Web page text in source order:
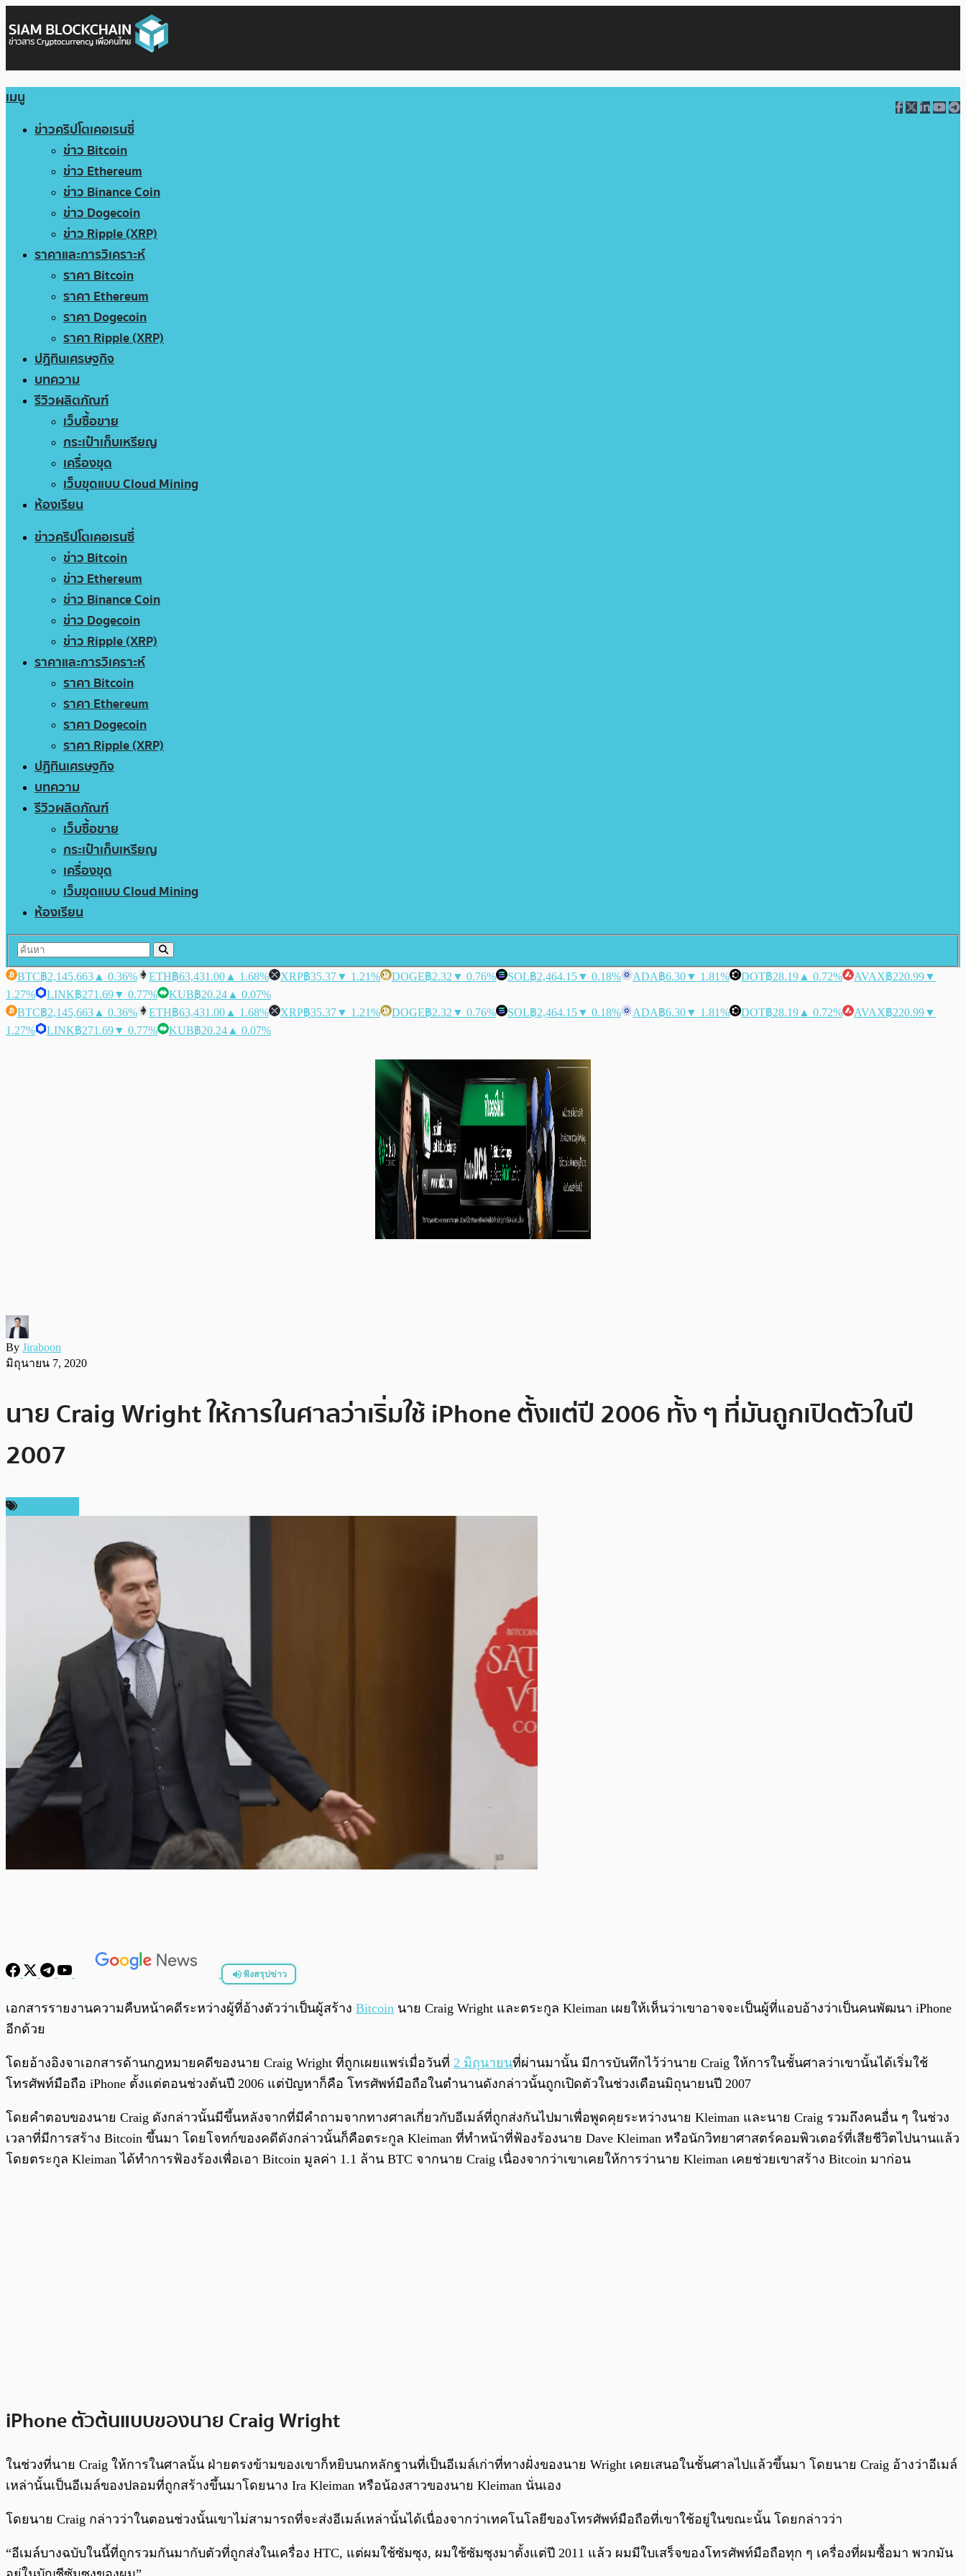
เมนู
ข่าวคริปโตเคอเรนซี่
ข่าว Bitcoin
ข่าว Ethereum
ข่าว Binance Coin
ข่าว Dogecoin
ข่าว Ripple (XRP)
ราคาและการวิเคราะห์
ราคา Bitcoin
ราคา Ethereum
ราคา Dogecoin
ราคา Ripple (XRP)
ปฏิทินเศรษฐกิจ
บทความ
รีวิวผลิตภัณฑ์
เว็บซื้อขาย
กระเป๋าเก็บเหรียญ
เครื่องขุด
เว็บขุดแบบ Cloud Mining
ห้องเรียน
ข่าวคริปโตเคอเรนซี่
ข่าว Bitcoin
ข่าว Ethereum
ข่าว Binance Coin
ข่าว Dogecoin
ข่าว Ripple (XRP)
ราคาและการวิเคราะห์
ราคา Bitcoin
ราคา Ethereum
ราคา Dogecoin
ราคา Ripple (XRP)
ปฏิทินเศรษฐกิจ
บทความ
รีวิวผลิตภัณฑ์
เว็บซื้อขาย
กระเป๋าเก็บเหรียญ
เครื่องขุด
เว็บขุดแบบ Cloud Mining
ห้องเรียน
BTC฿2,145,663 ▲ 0.36% ETH฿63,431.00 ▲ 1.68% XRP฿35.37▼ 1.21% DOGE฿2.32 ▼ 0.76% SOL฿2,464.15▼ 0.18% ADA฿6.30▼ 1.81% DOT฿28.19 ▲ 0.72% AVAX฿220.99▼
1.27%
LINK฿271.69▼ 0.77% KUB฿20.24 ▲ 0.07%
BTC฿2,145,663 ▲ 0.36% ETH฿63,431.00 ▲ 1.68% XRP฿35.37▼ 1.21% DOGE฿2.32 ▼ 0.76% SOL฿2,464.15▼ 0.18% ADA฿6.30▼ 1.81% DOT฿28.19 ▲ 0.72% AVAX฿220.99▼
1.27%
LINK฿271.69▼ 0.77% KUB฿20.24 ▲ 0.07%
By Jiraboon
มิถุนายน 7, 2020
นาย Craig Wright ให้การในศาลว่าเริ่มใช้ iPhone ตั้งแต่ปี 2006 ทั้ง ๆ ที่มันถูกเปิดตัวในปี
2007
ฟังสรุปข่าว
0:00/
เอกสารรายงานความคืบหน้าคดีระหว่างผู้ที่อ้างตัวว่าเป็นผู้สร้าง Bitcoin นาย Craig Wright และตระกูล Kleiman เผยให้เห็นว่าเขาอาจจะเป็นผู้ที่แอบอ้างว่าเป็นคนพัฒนา iPhone
อีกด้วย
โดยอ้างอิงจาเอกสารด้านกฎหมายคดีของนาย Craig Wright ที่ถูกเผยแพร่เมื่อวันที่ 2 มิถุนายนที่ผ่านมานั้น มีการบันทึกไว้ว่านาย Craig ให้การในชั้นศาลว่าเขานั้นได้เริ่มใช้
โทรศัพท์มือถือ iPhone ตั้งแต่ตอนช่วงต้นปี 2006 แต่ปัญหาก็คือ โทรศัพท์มือถือในตำนานดังกล่าวนั้นถูกเปิดตัวในช่วงเดือนมิถุนายนปี 2007
โดยคำตอบของนาย Craig ดังกล่าวนั้นมีขึ้นหลังจากที่มีคำถามจากทางศาลเกี่ยวกับอีเมล์ที่ถูกส่งกันไปมาเพื่อพูดคุยระหว่างนาย Kleiman และนาย Craig รวมถึงคนอื่น ๆ ในช่วง
เวลาที่มีการสร้าง Bitcoin ขึ้นมา โดยโจทก์ของคดีดังกล่าวนั้นก็คือตระกูล Kleiman ที่ทำหน้าที่ฟ้องร้องนาย Dave Kleiman หรือนักวิทยาศาสตร์คอมพิวเตอร์ที่เสียชีวิตไปนานแล้ว
โดยตระกูล Kleiman ได้ทำการฟ้องร้องเพื่อเอา Bitcoin มูลค่า 1.1 ล้าน BTC จากนาย Craig เนื่องจากว่าเขาเคยให้การว่านาย Kleiman เคยช่วยเขาสร้าง Bitcoin มาก่อน
iPhone ตัวต้นแบบของนาย Craig Wright
ในช่วงที่นาย Craig ให้การในศาลนั้น ฝ่ายตรงข้ามของเขาก็หยิบนกหลักฐานที่เป็นอีเมล์เก่าที่ทางฝั่งของนาย Wright เคยเสนอในชั้นศาลไปแล้วขึ้นมา โดยนาย Craig อ้างว่าอีเมล์
เหล่านั้นเป็นอีเมล์ของปลอมที่ถูกสร้างขึ้นมาโดยนาง Ira Kleiman หรือน้องสาวของนาย Kleiman นั่นเอง
โดยนาย Craig กล่าวว่าในตอนช่วงนั้นเขาไม่สามารถที่จะส่งอีเมล์เหล่านั้นได้เนื่องจากว่าเทคโนโลยีของโทรศัพท์มือถือที่เขาใช้อยู่ในขณะนั้น โดยกล่าวว่า
“อีเมล์บางฉบับในนี้ที่ถูกรวมกันมากับตัวที่ถูกส่งในเครื่อง HTC, แต่ผมใช้ซัมซุง, ผมใช้ซัมซุงมาตั้งแต่ปี 2011 แล้ว ผมมีใบเสร็จของโทรศัพท์มือถือทุก ๆ เครื่องที่ผมซื้อมา พวกมัน